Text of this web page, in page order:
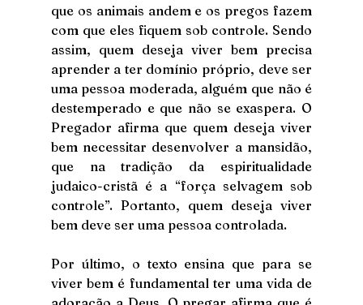
que os animais andem e os pregos fazem
com que eles fiquem sob controle. Sendo
assim, quem deseja viver bem precisa
aprender a ter domínio próprio, deve ser
uma pessoa moderada, alguém que não é
destemperado e que não se exaspera. O
Pregador afirma que quem deseja viver
bem necessitar desenvolver a mansidão,
que na tradição da espiritualidade
judaico-cristã é a “força selvagem sob
controle”. Portanto, quem deseja viver
bem deve ser uma pessoa controlada.
Por último, o texto ensina que para se
viver bem é fundamental ter uma vida de